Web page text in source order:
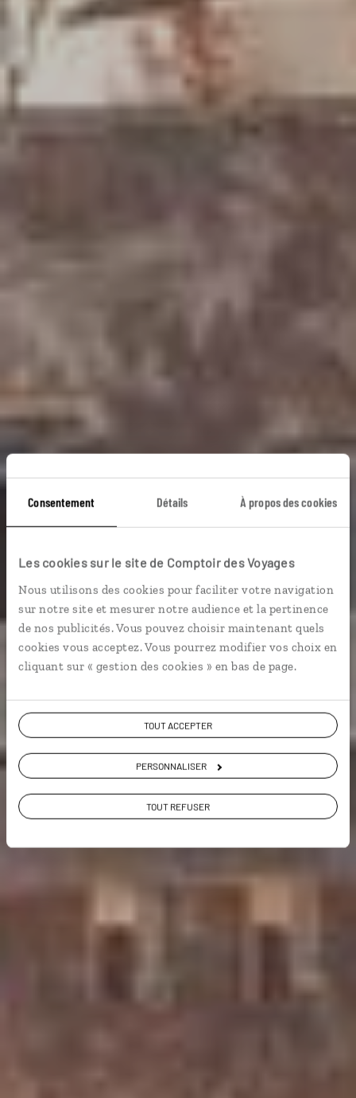
Consentement Détails À propos des cookies
Les cookies sur le site de Comptoir des Voyages
Nous utilisons des cookies pour faciliter votre navigation
sur notre site et mesurer notre audience et la pertinence
de nos publicités. Vous pouvez choisir maintenant quels
cookies vous acceptez. Vous pourrez modifier vos choix en
cliquant sur « gestion des cookies » en bas de page.
TOUT ACCEPTER
PERSONNALISER
TOUT REFUSER
Le Sud des vallées
aux vagues
Autotour Sud du Maroc entre l’océan Atlantique, le
désert et les vallées.
Voir les 206 avis sur les voyages au Maroc
VOIR LA GALERIE PHOTOS